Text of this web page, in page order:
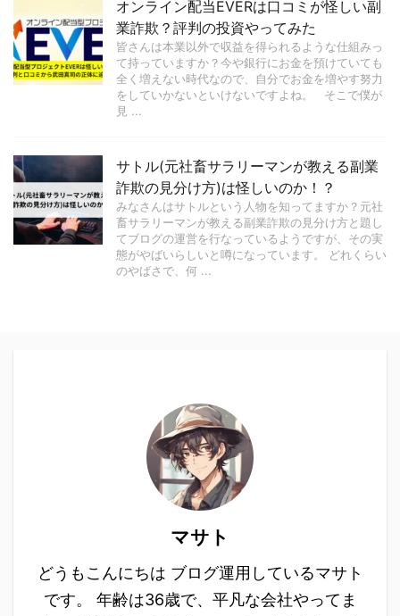
オンライン配当EVERは口コミが怪しい副
業詐欺？評判の投資やってみた
皆さんは本業以外で収益を得られるような仕組みっ
て持っていますか？今や銀行にお金を預けていても
全く増えない時代なので、自分でお金を増やす努力
をしていかないといけないですよね。 そこで僕が
見 ...
サトル(元社畜サラリーマンが教える副業
詐欺の見分け方)は怪しいのか！？
みなさんはサトルという人物を知ってますか？元社
畜サラリーマンが教える副業詐欺の見分け方と題し
てブログの運営を行なっているようですが、その実
態がやばいらしいと噂になっています。 どれくらい
のやばさで、何 ...
マサト
どうもこんにちは ブログ運用しているマサト
です。 年齢は36歳で、平凡な会社やってま